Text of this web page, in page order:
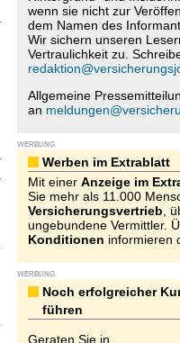
wenn sie nicht zur
dem Namen des
Wir sichern unseren
Vertraulichkeit zu.
Allgemeine
an
WERBUNG
Werben im Extrablatt
Mit einer Anzeige im
Sie mehr als 11.000
Versicherungsvertrieb ,
ungebundene Vermittler.
Konditionen informieren
WERBUNG
Noch erfolgreicher
führen
Geraten Sie in